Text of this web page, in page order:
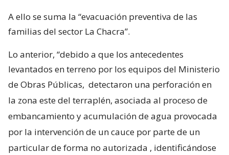
A ello se suma la “evacuación preventiva de las
familias del sector La Chacra”.
Lo anterior, “debido a que los antecedentes
levantados en terreno por los equipos del Ministerio
de Obras Públicas, detectaron una perforación en
la zona este del terraplén, asociada al proceso de
embancamiento y acumulación de agua provocada
por la intervención de un cauce por parte de un
particular de forma no autorizada , identificándose